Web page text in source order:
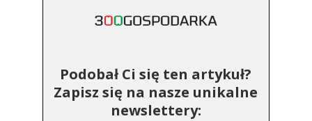
Podobał Ci się ten artykuł?
Zapisz się na nasze unikalne
newslettery: